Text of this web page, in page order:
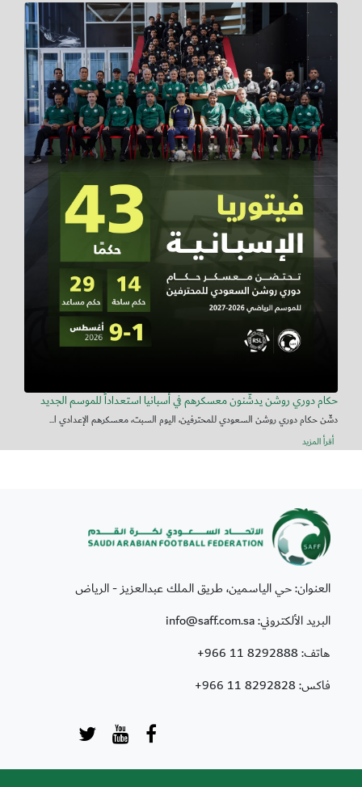
حكام دوري روشن يدشّنون معسكرهم في أسبانيا استعداداً للموسم الجديد
دشّن حكام دوري روشن السعودي للمحترفين، اليوم السبت، معسكرهم الإعدادي ا...
أقرأ المزيد
العنوان: حي الياسمين، طريق الملك عبدالعزيز - الرياض
البريد الألكتروني: info@saff.com.sa
هاتف:+966 11 8292888
فاكس:+966 11 8292828